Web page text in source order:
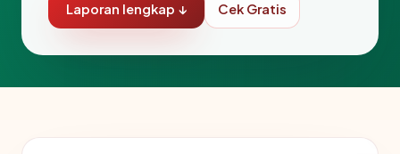
Laporan lengkap ↓ Cek Gratis